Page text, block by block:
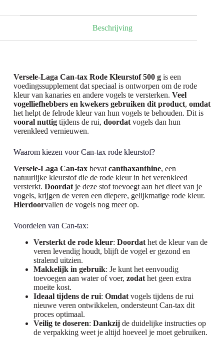
Beschrijving
Versele-Laga Can-tax Rode Kleurstof 500 gis een
voedingssupplement dat speciaal is ontworpen om de rode
kleur van kanaries en andere vogels te versterken. Veel
vogelliefhebbers en kwekers gebruiken dit product, omdat
het helpt de felrode kleur van hun vogels te behouden. Dit is
vooral nuttigtijdens de rui, doordatvogels dan hun
verenkleed vernieuwen.
Waarom kiezen voor Can-tax rode kleurstof?
Versele-Laga Can-taxbevat canthaxanthine, een
natuurlijke kleurstof die de rode kleur in het verenkleed
versterkt. Doordatje deze stof toevoegt aan het dieet van je
vogels, krijgen de veren een diepere, gelijkmatige rode kleur.
Hierdoorvallen de vogels nog meer op.
Voordelen van Can-tax:
Versterkt de rode kleur: Doordathet de kleur van de
veren levendig houdt, blijft de vogel er gezond en
stralend uitzien.
Makkelijk in gebruik: Je kunt het eenvoudig
toevoegen aan water of voer, zodathet geen extra
moeite kost.
Ideaal tijdens de rui: Omdatvogels tijdens de rui
nieuwe veren ontwikkelen, ondersteunt Can-tax dit
proces optimaal.
Veilig te doseren: Dankzijde duidelijke instructies op
de verpakking weet je altijd hoeveel je moet gebruiken.